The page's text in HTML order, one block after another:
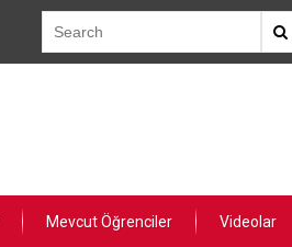
Mevcut Öğrenciler Videolar